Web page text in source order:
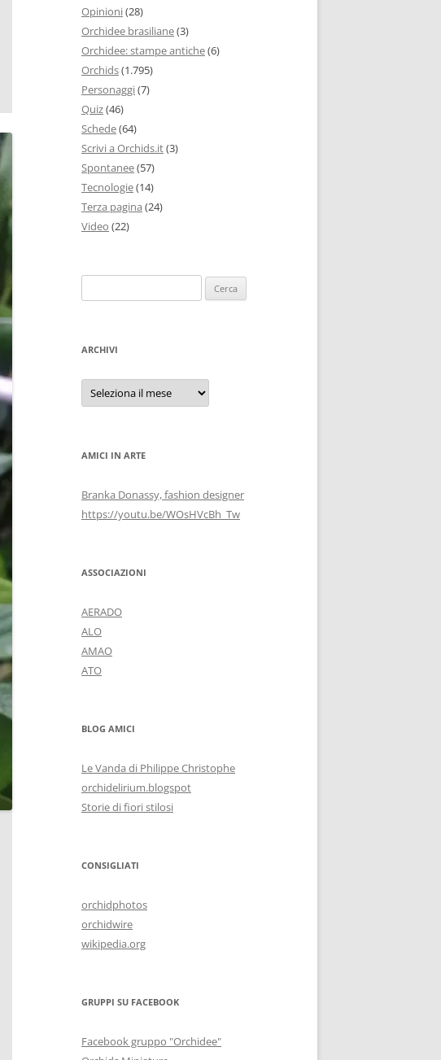
Opinioni(28)
Orchidee brasiliane(3)
Orchidee: stampe antiche(6)
Orchids(1.795)
Personaggi(7)
Quiz(46)
Schede(64)
Scrivi a Orchids.it(3)
Spontanee(57)
Tecnologie(14)
Terza pagina (24)
Video (22)
per:
ARCHIVI
Archivi
AMICI IN ARTE
Branka Donassy, fashion designer
https://youtu.be/WOsHVcBh_Tw
ASSOCIAZIONI
AERADO
ALO
AMAO
ATO
BLOG AMICI
Le Vanda di Philippe Christophe
orchidelirium.blogspot
Storie di fiori stilosi
CONSIGLIATI
orchidphotos
orchidwire
wikipedia.org
GRUPPI SU FACEBOOK
Facebook gruppo "Orchidee"